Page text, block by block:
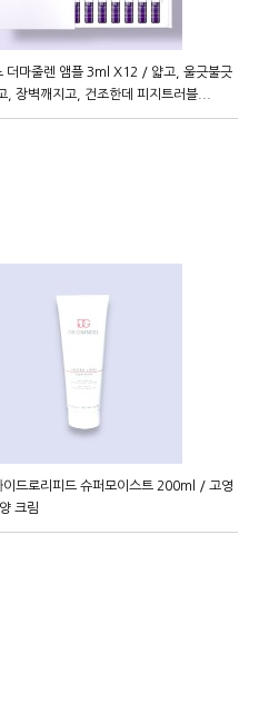
더마줄렌 앰플 3ml X12 / 얇고, 울긋불긋
, 장벽깨지고, 건조한데 피지트러블...
이드로리피드 슈퍼모이스트 200ml / 고영
크림